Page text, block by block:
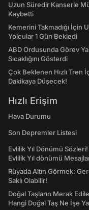
Uzun Süredir Kanserle
Kaybetti
Kemerini Takmadığı İçin
Yolcular 1 Gün Bekledi
ABD Ordusunda Görev
Sıcaklığını Gösterdi
Çok Beklenen Hızlı Tren
Dakikaya Düşecek!
Hızlı Erişim
Hava Durumu
Son Depremler Listesi
Evlilik Yıl Dönümü
Evlilik Yıl dönümü
Rüyada Altın Görmek:
Saklı Olabilir!
Doğal Taşların Merak
Hangi Doğal Taş Ne İşe